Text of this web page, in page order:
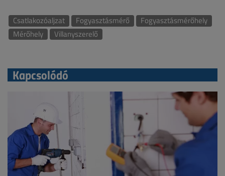
Csatlakozóaljzat Fogyasztásmérő
Fogyasztásmérőhely
Mérőhely
Villanyszerelő
Kapcsolódó